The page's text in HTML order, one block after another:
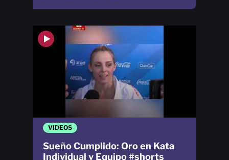
VIDEOS
Sueño Cumplido: Oro en Kata
Individual y Equipo #shorts